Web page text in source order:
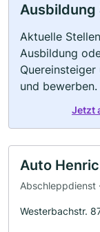
Ausbildung
Aktuelle
Ausbildung
und bewerben.
Jetzt
Auto
Abschleppdienst
Westerbachstr.